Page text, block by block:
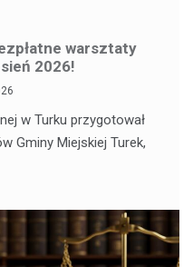
warsztaty
2026!
w Turku przygotował
Gminy Miejskiej Turek,